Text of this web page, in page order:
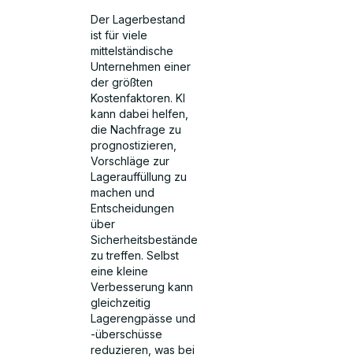
Der Lagerbestand
ist für viele
mittelständische
Unternehmen einer
der größten
Kostenfaktoren. KI
kann dabei helfen,
die Nachfrage zu
prognostizieren,
Vorschläge zur
Lagerauffüllung zu
machen und
Entscheidungen
über
Sicherheitsbestände
zu treffen. Selbst
eine kleine
Verbesserung kann
gleichzeitig
Lagerengpässe und
-überschüsse
reduzieren, was bei